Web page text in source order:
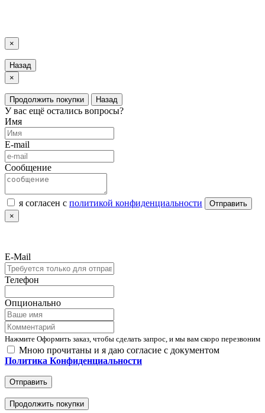
×
Назад
×
Продолжить покупки Назад
У вас ещё остались вопросы?
Имя
E-mail
Сообщение
я согласен с политикой конфиденциальности
Отправить
×
E-Mail
Телефон
Опционально
Нажмите Оформить заказ, чтобы сделать запрос, и мы вам скоро перезвоним
Мною прочитаны и я даю согласие с документом
Политика Конфиденциальности
Отправить
Продолжить покупки